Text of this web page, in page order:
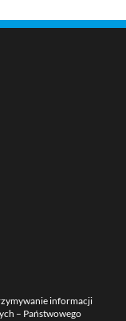
informacji
– Państwowego